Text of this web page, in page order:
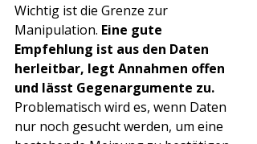
Wichtig ist die Grenze zur
Manipulation. Eine gute
Empfehlung ist aus den Daten
herleitbar, legt Annahmen offen
und lässt Gegenargumente zu.
Problematisch wird es, wenn Daten
nur noch gesucht werden, um eine